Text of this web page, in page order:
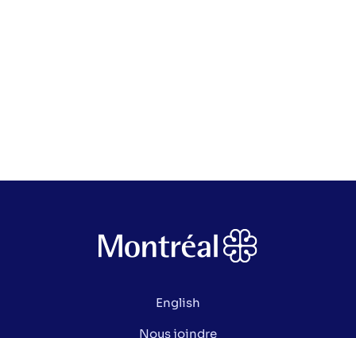
English
Nous joindre